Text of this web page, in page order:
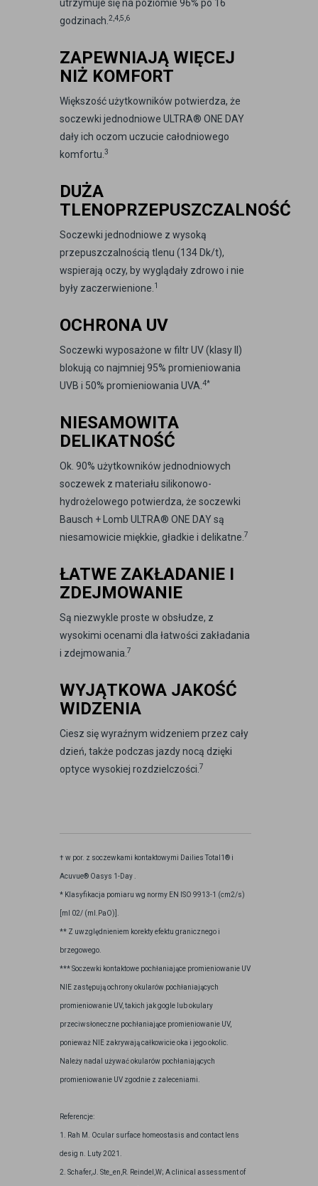
utrzymuje się na poziomie 96% po 16
godzinach. 2,4,5,6
ZAPEWNIAJĄ WIĘCEJ
NIŻ KOMFORT
Większość użytkowników potwierdza, że
soczewki jednodniowe ULTRA® ONE DAY
dały ich oczom uczucie całodniowego
komfortu. 3
DUŻA
TLENOPRZEPUSZCZALNOŚĆ
Soczewki jednodniowe z wysoką
przepuszczalnością tlenu (134 Dk/t),
wspierają oczy, by wyglądały zdrowo i nie
były zaczerwienione. 1
OCHRONA UV
Soczewki wyposażone w filtr UV (klasy II)
blokują co najmniej 95% promieniowania
UVB i 50% promieniowania UVA. 4*
NIESAMOWITA
DELIKATNOŚĆ
Ok. 90% użytkowników jednodniowych
soczewek z materiału silikonowo-
hydrożelowego potwierdza, że soczewki
Bausch + Lomb ULTRA® ONE DAY są
niesamowicie miękkie, gładkie i delikatne. 7
ŁATWE ZAKŁADANIE I
ZDEJMOWANIE
Są niezwykle proste w obsłudze, z
wysokimi ocenami dla łatwości zakładania
i zdejmowania. 7
WYJĄTKOWA JAKOŚĆ
WIDZENIA
Ciesz się wyraźnym widzeniem przez cały
dzień, także podczas jazdy nocą dzięki
optyce wysokiej rozdzielczości. 7
† w por. z soczewkami kontaktowymi Dailies Total1® i
Acuvue® Oasys 1-Day .
* Klasyfikacja pomiaru wg normy EN ISO 9913-1 (cm2/s)
[ml 02/ (ml.PaO)].
** Z uwzględnieniem korekty efektu granicznego i
brzegowego.
*** Soczewki kontaktowe pochłaniające promieniowanie UV
NIE zastępują ochrony okularów pochłaniających
promieniowanie UV, takich jak gogle lub okulary
przeciwsłoneczne pochłaniające promieniowanie UV,
ponieważ NIE zakrywają całkowicie oka i jego okolic.
Należy nadal używać okularów pochłaniających
promieniowanie UV zgodnie z zaleceniami.
Referencje:
1. Rah M. Ocular surface homeostasis and contact lens
desig n. Luty 2021.
2. Schafer,J. Ste_en,R. Reindel,W; A clinical assessment of